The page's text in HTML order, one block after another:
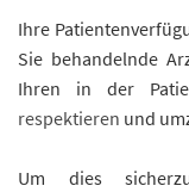
Ihre
Sie behandelnde
Ihren in der
respektieren und
Um dies